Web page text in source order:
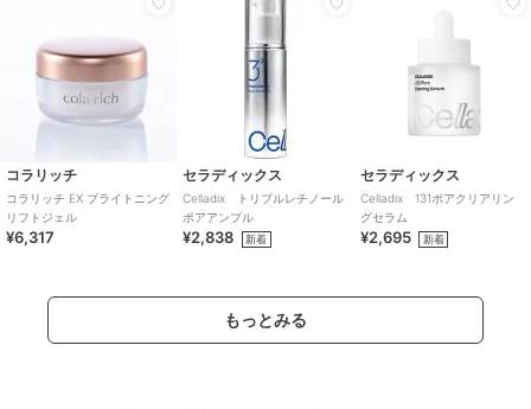
コラリッチ
コラリッチ EX ブライトニング
リフトジェル
¥6,317
セラディックス
Celladix トリプルレチノール
ポアアンプル
¥2,838 新着
セラディックス
Celladix 131ポアクリアリン
グセラム
¥2,695 新着
もっとみる